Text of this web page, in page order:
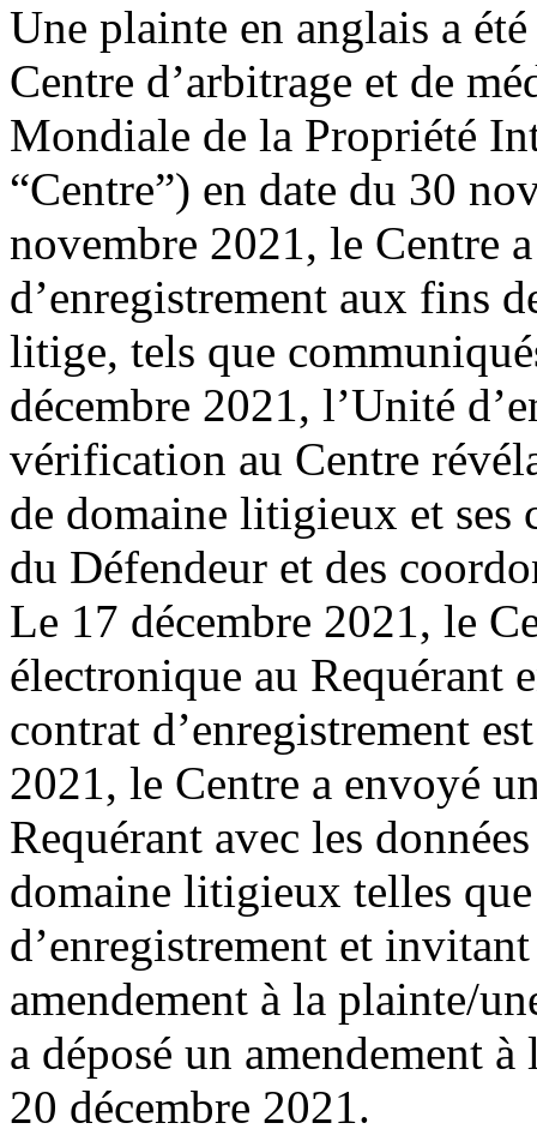
Une plainte en anglais a
Centre d’arbitrage et de
Mondiale de la Propriété
“Centre”) en date du 30
novembre 2021, le Centre
d’enregistrement aux fins
litige, tels que
décembre 2021, l’Unité
vérification au Centre
de domaine litigieux et ses
du Défendeur et des
Le 17 décembre 2021, le
électronique au Requérant
contrat d’enregistrement
2021, le Centre a envoyé
Requérant avec les
domaine litigieux telles
d’enregistrement et
amendement à la plainte/
a déposé un amendement
20 décembre 2021.